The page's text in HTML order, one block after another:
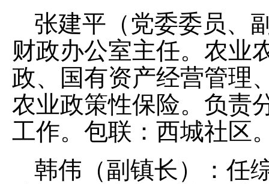
张建平（党委委员、
财政办公室主任。 农业
政、国有资产经营管理
农业政策性保险。 负责
工作。包联：西城社区
韩伟 （副镇长）：任